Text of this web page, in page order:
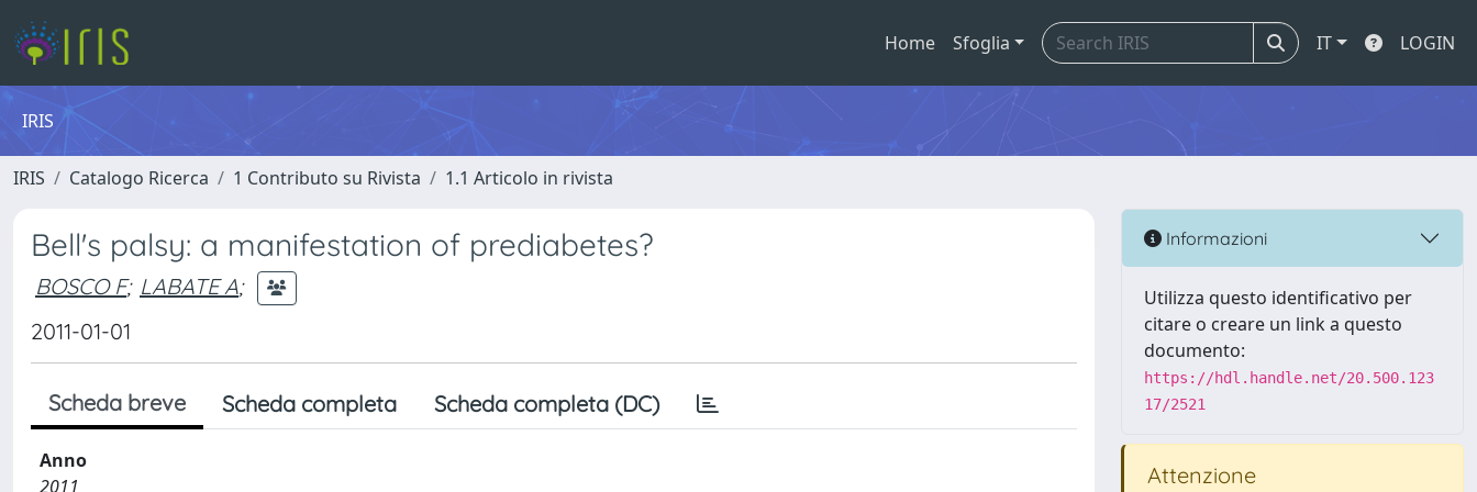
Home Sfoglia IT LOGIN
IRIS
IRIS Catalogo Ricerca 1 Contributo su Rivista 1.1 Articolo in rivista
Bell's palsy: a manifestation of prediabetes?
BOSCO F; LABATE A;
2011-01-01
Scheda breve Scheda completa Scheda completa (DC)
Anno
2011
Informazioni
Utilizza questo identificativo per
citare o creare un link a questo
documento:
https://hdl.handle.net/20.500.123
17/2521
Attenzione